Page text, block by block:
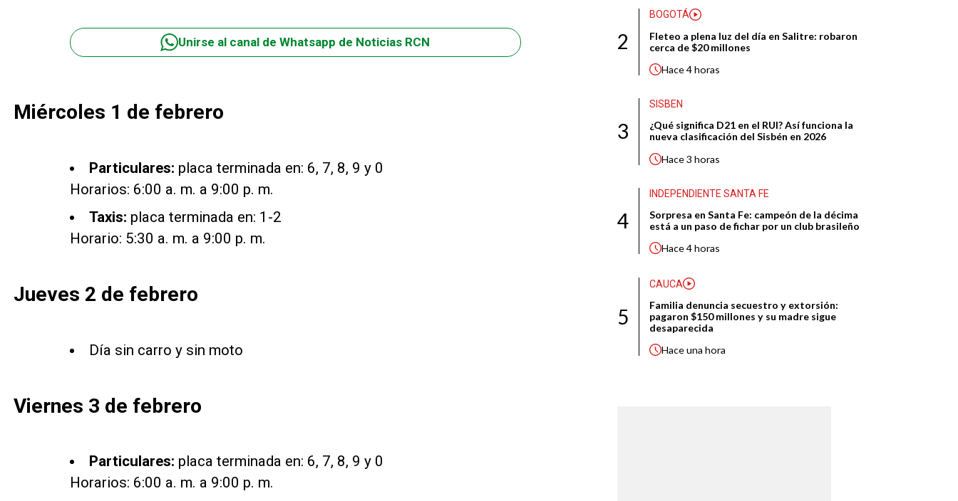
Unirse al canal de Whatsapp de Noticias RCN
Miércoles 1 de febrero
Particulares: placa terminada en: 6, 7, 8, 9 y 0
Horarios: 6:00 a. m. a 9:00 p. m.
Taxis: placa terminada en: 1-2
Horario: 5:30 a. m. a 9:00 p. m.
Jueves 2 de febrero
Día sin carro y sin moto
Viernes 3 de febrero
Particulares: placa terminada en: 6, 7, 8, 9 y 0
Horarios: 6:00 a. m. a 9:00 p. m.
2
BOGOTÁ
Fleteo a plena luz del día en Salitre: robaron
cerca de $20 millones
Hace4 horas
3
SISBEN
¿Qué significa D21 en el RUI? Así funciona la
nueva clasificación del Sisbén en 2026
Hace3 horas
4
INDEPENDIENTE SANTA FE
Sorpresa en Santa Fe: campeón de la décima
está a un paso de fichar por un club brasileño
Hace4 horas
5
CAUCA
Familia denuncia secuestro y extorsión:
pagaron $150 millones y su madre sigue
desaparecida
Haceuna hora